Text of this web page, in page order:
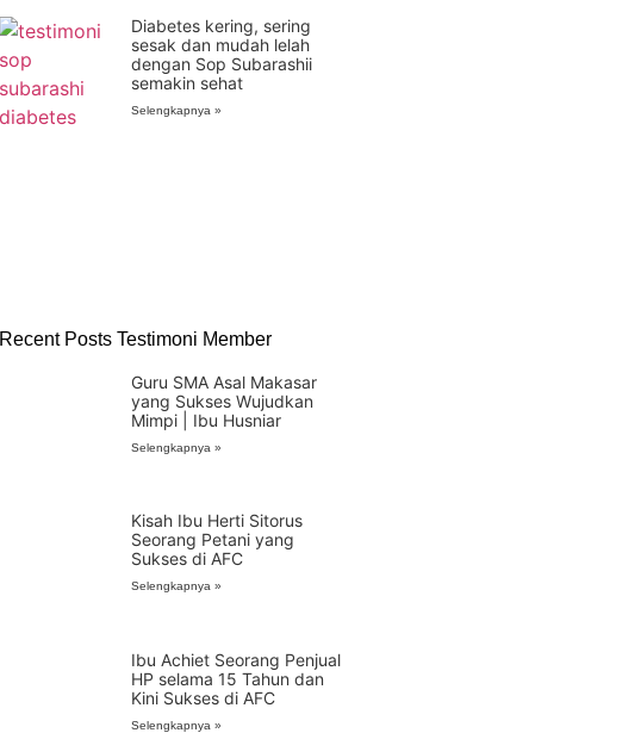
Diabetes kering, sering
sesak dan mudah lelah
dengan Sop Subarashii
semakin sehat
Selengkapnya »
Recent Posts Testimoni Member
Guru SMA Asal Makasar
yang Sukses Wujudkan
Mimpi | Ibu Husniar
Selengkapnya »
Kisah Ibu Herti Sitorus
Seorang Petani yang
Sukses di AFC
Selengkapnya »
Ibu Achiet Seorang Penjual
HP selama 15 Tahun dan
Kini Sukses di AFC
Selengkapnya »